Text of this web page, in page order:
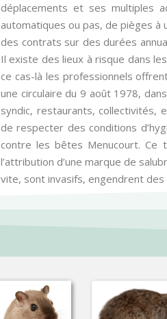
déplacements et ses multiples
automatiques ou pas, de pièges
des contrats sur des durées
Il existe des lieux à risque dans
ce cas-là les professionnels
une circulaire du 9 août 1978,
syndic, restaurants, collectivités,
de respecter des conditions
contre les bêtes Menucourt.
l’attribution d’une marque de
vite, sont invasifs, engendrent